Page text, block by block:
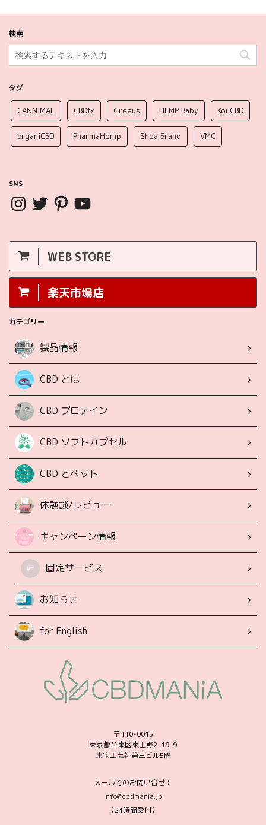
検索
タグ
CANNIMAL CBDfx Greeus HEMP Baby Koi CBD
organiCBD PharmaHemp Shea Brand VMC
SNS
WEB STORE
楽天市場店
カテゴリー
製品情報
CBD とは
CBD プロテイン
CBD ソフトカプセル
CBD とペット
体験談/レビュー
キャンペーン情報
固定サービス
お知らせ
for English
〒110-0015
東京都台東区東上野2-19-9
東宝工芸社第三ビル5階
メールでのお問い合せ：
info@cbdmania.jp
（24時間受付）